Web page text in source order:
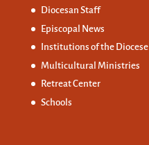
Diocesan Staff
Episcopal News
Institutions of the Diocese
Multicultural Ministries
Retreat Center
Schools